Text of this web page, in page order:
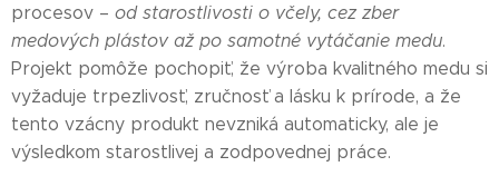
procesov – od starostlivosti o včely, cez zber
medových plástov až po samotné vytáčanie medu.
Projekt pomôže pochopiť, že výroba kvalitného medu si
vyžaduje trpezlivosť, zručnosť a lásku k prírode, a že
tento vzácny produkt nevzniká automaticky, ale je
výsledkom starostlivej a zodpovednej práce.